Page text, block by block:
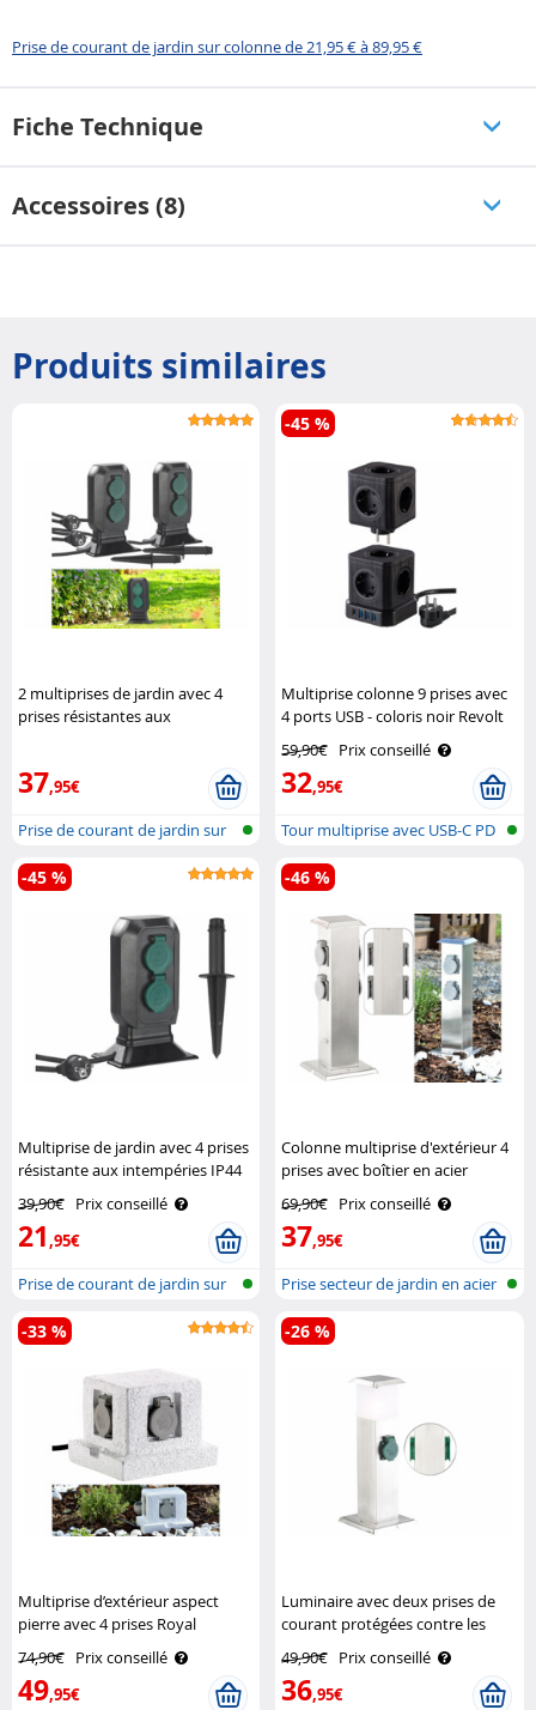
Prise de courant de jardin sur colonne de 21,95 € à 89,95 €
Fiche Technique
Accessoires (8)
Produits similaires
2 multiprises de jardin avec 4
prises résistantes aux
37,95€
Prise de courant de jardin sur
colo..
Multiprise colonne 9 prises avec
4 ports USB - coloris noir Revolt
59,90€ Prix conseillé
32,95€
-45 %
Tour multiprise avec USB-C PD
Multiprise de jardin avec 4 prises
résistante aux intempéries IP44
39,90€ Prix conseillé
21,95€
-45 %
Prise de courant de jardin sur
colo..
Colonne multiprise d'extérieur 4
prises avec boîtier en acier
inoxydable Royal Gardineer
69,90€ Prix conseillé
37,95€
-46 %
Prise secteur de jardin en acier
in..
Multiprise d’extérieur aspect
pierre avec 4 prises Royal
74,90€ Prix conseillé
49,95€
-33 %
Luminaire avec deux prises de
courant protégées contre les
intempéries IP44 Royal
Gardineer
49,90€ Prix conseillé
36,95€
-26 %